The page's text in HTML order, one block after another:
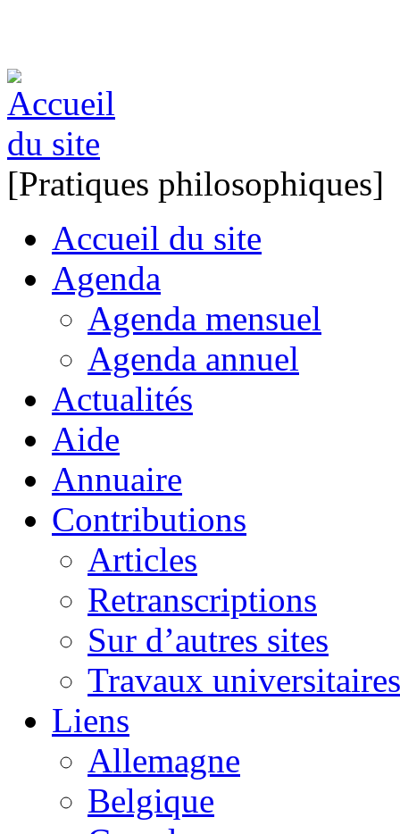
[Pratiques philosophiques]
Accueil du site
Agenda
Agenda mensuel
Agenda annuel
Actualités
Aide
Annuaire
Contributions
Articles
Retranscriptions
Sur d’autres sites
Travaux universitaires
Liens
Allemagne
Belgique